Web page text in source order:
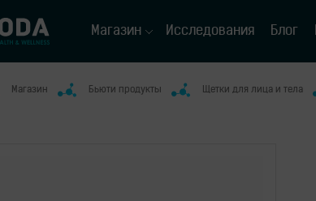
Магазин Исследования Блог
Магазин Бьюти продукты Щетки для лица и тела